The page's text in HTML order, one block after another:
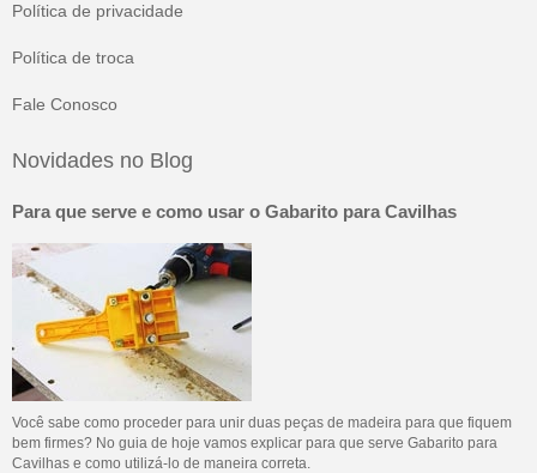
Política de privacidade
Política de troca
Fale Conosco
Novidades no Blog
Para que serve e como usar o Gabarito para Cavilhas
Você sabe como proceder para unir duas peças de madeira para que fiquem
bem firmes? No guia de hoje vamos explicar para que serve Gabarito para
Cavilhas e como utilizá-lo de maneira correta.